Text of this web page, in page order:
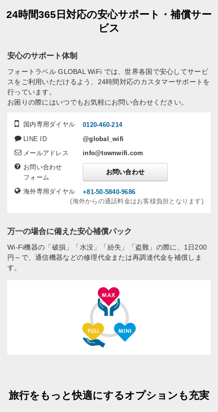
24時間365日対応の安心サポート・補償サー
ビス
安心のサポート体制
国内専用ダイヤル
0120-460-214
LINE ID
@global_wifi
メールアドレス
info@townwifi.com
お問い合わせ
フォーム
お問い合わせ
海外専用ダイヤル
+81-50-5840-9686
(海外からの通話料金はお客様負担となります)
フォートラベル GLOBAL WiFi では、世界各国で安心してサービ
スをご利用いただけるよう、24時間対応のカスタマーサポートを
行っています。
お困りの際にはいつでもお気軽にお問い合わせください。
万一の場合に備えた安心補償パック
Wi-Fi機器の「破損」「水没」「紛失」「盗難」の際に、1日200
円～で、通信機器などの修理代金または再調達代金を補償しま
す。
旅行をもっと快適にするオプションも充実